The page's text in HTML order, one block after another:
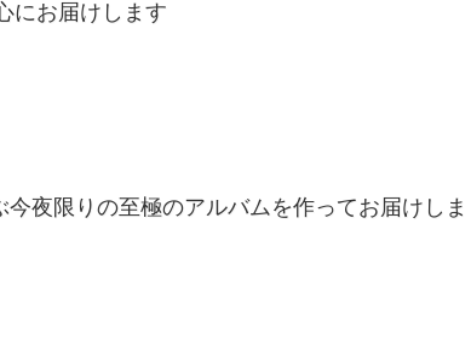
にお届けします
夜限りの至極のアルバムを作ってお届けしま